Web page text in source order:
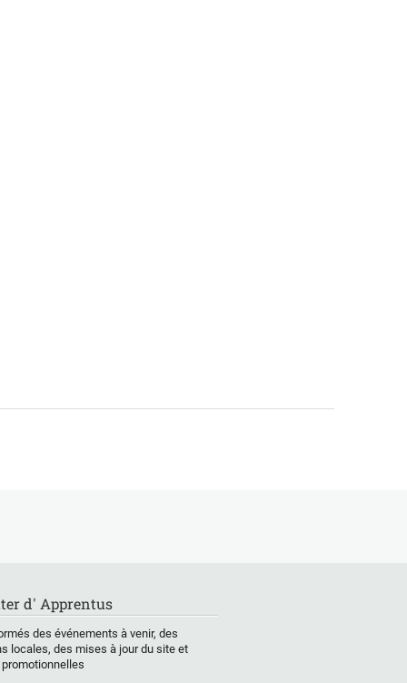
d' Apprentus
des événements à venir, des
locales, des mises à jour du site et